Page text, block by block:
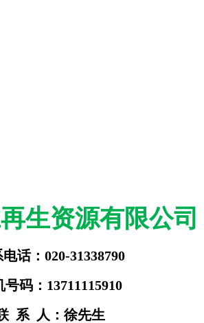
生资源有限公司
话：020-31338790
号码：13711115910
系 人：徐先生